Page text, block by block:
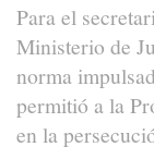
Para el
Ministerio de
norma
permitió a la
en la